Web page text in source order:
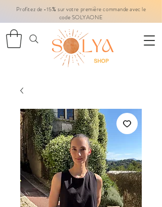
Profitez de -15% sur votre première commande avec le
code SOLYAONE